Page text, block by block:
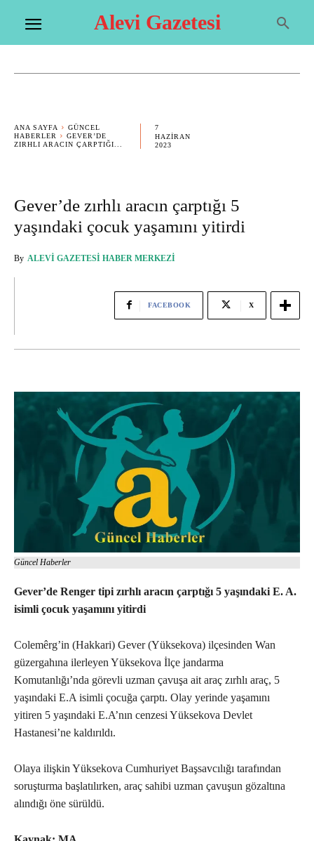
Alevi Gazetesi
ANA SAYFA
GÜNCEL
HABERLER
GEVER’DE
ZIRHLI ARACIN ÇARPTIĞI...
7
HAZIRAN
2023
Gever’de zırhlı aracın çarptığı 5
yaşındaki çocuk yaşamını yitirdi
By ALEVI GAZETESI HABER MERKEZI
FACEBOOK X
Güncel Haberler
Gever’de Renger tipi zırhlı aracın çarptığı 5 yaşındaki E. A.
isimli çocuk yaşamını yitirdi
Colemêrg’in (Hakkari) Gever (Yüksekova) ilçesinden Wan
güzergahına ilerleyen Yüksekova İlçe jandarma
Komutanlığı’nda görevli uzman çavuşa ait araç zırhlı araç, 5
yaşındaki E.A isimli çocuğa çarptı. Olay yerinde yaşamını
yitiren 5 yaşındaki E.A’nın cenzesi Yüksekova Devlet
Hastanesi’ne kaldırıldı.
Olaya ilişkin Yüksekova Cumhuriyet Başsavcılığı tarafından
soruşturma başlatılırken, araç sahibi uzman çavuşun gözaltına
alındığı öne sürüldü.